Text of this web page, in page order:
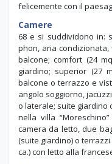
felicemente con il
Camere
68 e si suddividono in:
phon, aria
balcone; comfort (24
giardino; superior (27
balcone o terrazzo e
angolo soggiorno,
o laterale; suite giardino
nella villa
camera da letto, due
(suite giardino) o
ca.) con letto alla